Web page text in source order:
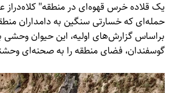
یک قلاده خرس قهوه‌ای در منطقه" کلاه‌دراز
حمله‌ای که خسارتی سنگین به دامداران
براساس گزارش‌های اولیه، این حیوان وحشی
گوسفندان، فضای منطقه را به صحنه‌ای